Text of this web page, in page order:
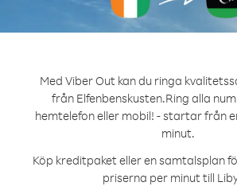
Med Viber Out kan du ringa
från Elfenbenskusten.Ring alla
hemtelefon eller mobil! - startar från
minut.
Köp kreditpaket eller en samtalsplan
priserna per minut till